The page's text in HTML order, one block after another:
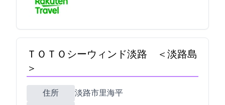
ＴＯＴＯシーウィンド淡路 ＜淡路島
＞
住所
淡路市里海平573